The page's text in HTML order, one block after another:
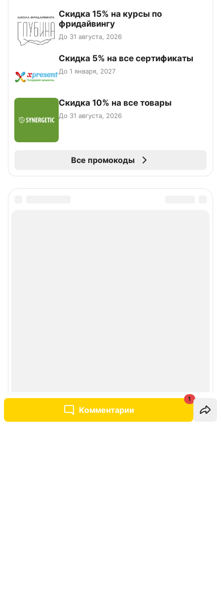
Комментарии
1
Скидка 15% на курсы по
фридайвингу
До 31 августа, 2026
Скидка 5% на все сертификаты
До 1 января, 2027
Скидка 10% на все товары
До 31 августа, 2026
Все промокоды